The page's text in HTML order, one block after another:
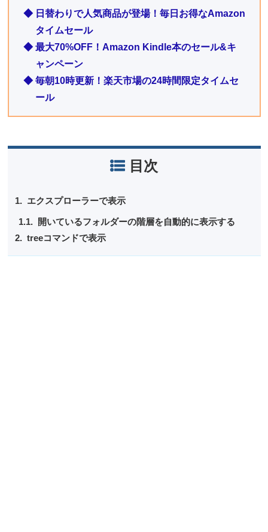
◆ 日替わりで人気商品が登場！毎日お得なAmazon
タイムセール
◆ 最大70%OFF！Amazon Kindle本のセール&キ
ャンペーン
◆ 毎朝10時更新！楽天市場の24時間限定タイムセ
ール
目次
エクスプローラーで表示
開いているフォルダーの階層を自動的に表示する
treeコマンドで表示